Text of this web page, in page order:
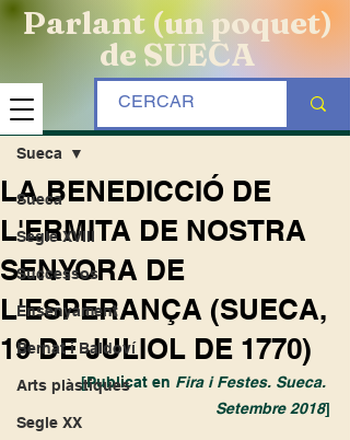
Parlant (un poquet)
de SUECA
Entrada
Sueca
Segle XVIII
Successos
Ensenyament
Bernat i Baldoví
Arts plàstiques
Segle XX
Sueca
LA BENEDICCIÓ DE
L'ERMITA DE NOSTRA
SENYORA DE
L'ESPERANÇA (SUECA,
19 DE JULIOL DE 1770)
[Publicat en Fira i Festes. Sueca.
Setembre 2018]